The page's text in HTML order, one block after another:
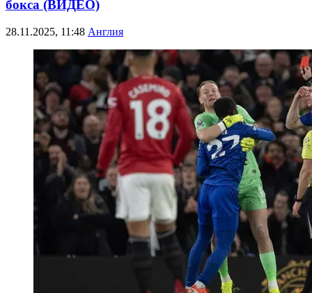
бокса (ВИДЕО)
28.11.2025, 11:48 Англия